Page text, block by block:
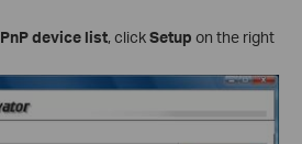
device list, clickSetup on the right